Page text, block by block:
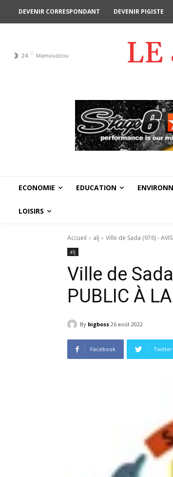
DEVENIR CORRESPONDANT DEVENIR PIGISTE
24 C Mamoudzou LE
ECONOMIE EDUCATION
LOISIRS
Accueil alj Ville de Sada (976) -
alj
Ville de
PUBLIC À
By bigboss 26 août 2022
Facebook Twitter